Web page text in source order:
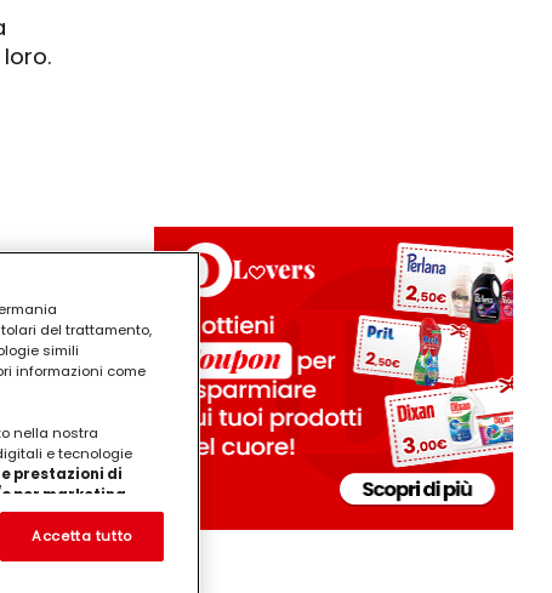
del trattamento,
simili
informazioni come
nella nostra
e tecnologie
prestazioni di
per marketing
noi
su siti Web di
potrebbero essere
Accetta tutto